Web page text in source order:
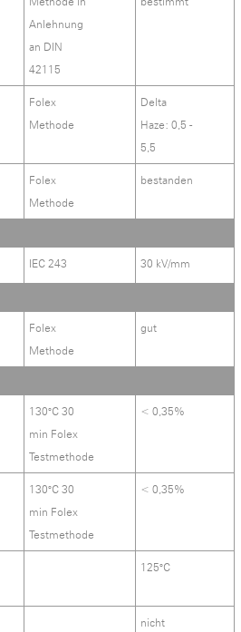
Anlehnung
an DIN
42115
Folex
Methode
Delta
Haze: 0,5 -
5,5
Folex
Methode
bestanden
IEC 243 30 kV/mm
Folex
Methode
gut
130°C 30
min Folex
Testmethode
< 0,35%
130°C 30
min Folex
Testmethode
< 0,35%
125°C
nicht